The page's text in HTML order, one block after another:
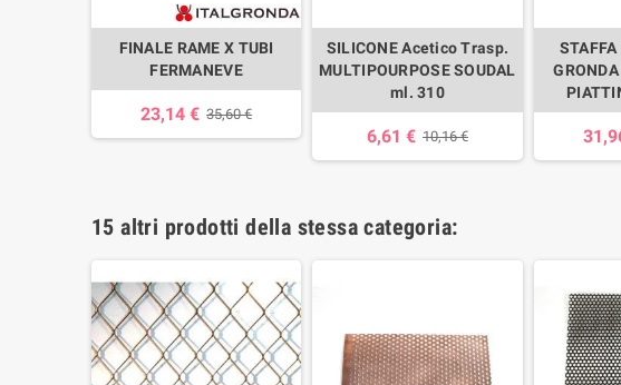
FINALE RAME X TUBI
FERMANEVE
23,14 € 35,60 €
SILICONE Acetico Trasp.
MULTIPOURPOSE SOUDAL
ml. 310
6,61 € 10,16 €
STAFFA
15 altri prodotti della stessa categoria: